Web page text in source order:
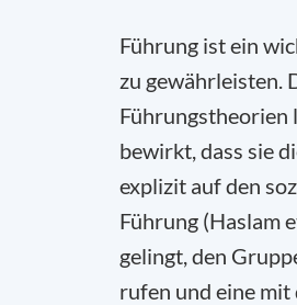
Führung ist ein
zu gewährleisten.
Führungstheorien
bewirkt, dass sie
explizit auf den
Führung (Haslam
gelingt, den
rufen und eine